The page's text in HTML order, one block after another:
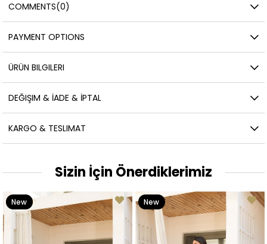
COMMENTS(0)
PAYMENT OPTIONS
ÜRÜN BILGILERI
DEĞIŞIM & İADE & İPTAL
KARGO & TESLIMAT
Sizin İçin Önerdiklerimiz
New
Item
New
Item